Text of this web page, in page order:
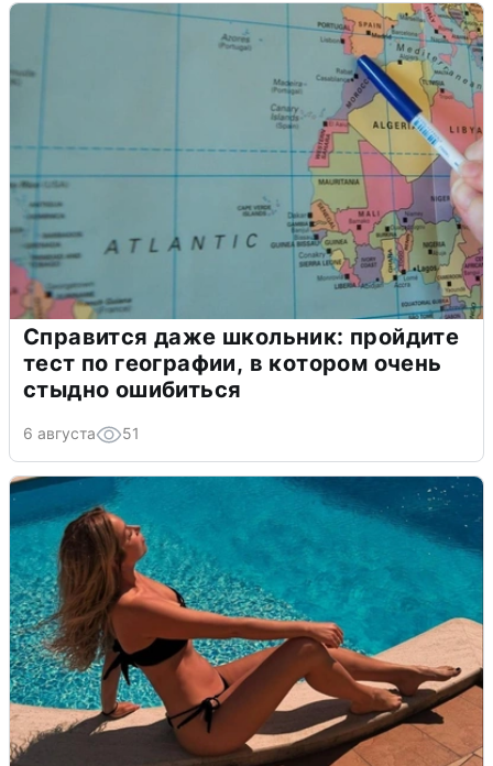
Справится даже школьник: пройдите
тест по географии, в котором очень
стыдно ошибиться
6 августа 51